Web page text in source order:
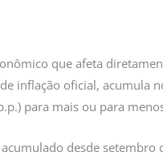
que afeta
inflação oficial, acumula
para mais ou para
desde setembro